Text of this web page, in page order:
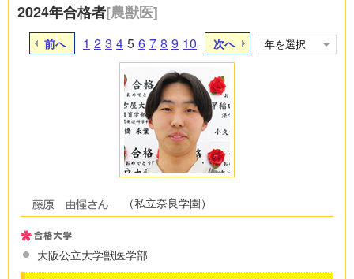
2024年合格者[農獣医]
前へ 1 2 3 4 5 6 7 8 9 10 次へ
（私立奈良学園）
大阪公立大学獣医学部